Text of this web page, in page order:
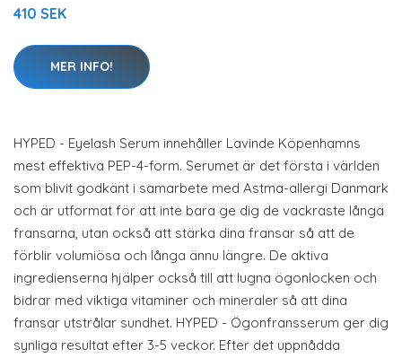
410 SEK
MER INFO!
HYPED - Eyelash Serum innehåller Lavinde Köpenhamns
mest effektiva PEP-4-form. Serumet är det första i världen
som blivit godkänt i samarbete med Astma-allergi Danmark
och är utformat för att inte bara ge dig de vackraste långa
fransarna, utan också att stärka dina fransar så att de
förblir volumiösa och långa ännu längre. De aktiva
ingredienserna hjälper också till att lugna ögonlocken och
bidrar med viktiga vitaminer och mineraler så att dina
fransar utstrålar sundhet. HYPED - Ögonfransserum ger dig
synliga resultat efter 3-5 veckor. Efter det uppnådda